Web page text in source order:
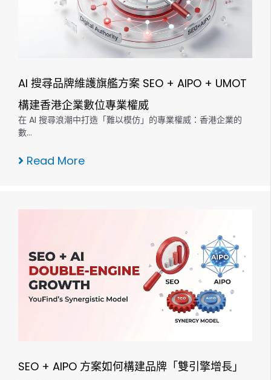
AI 搜尋品牌維護旗艦方案 SEO + AIPO + UMOT
構建香港企業數位專業權威
在 AI 搜尋浪潮中打造「難以模仿」的專業權威：香港企業的
數…
Read More
SEO + AIPO 方案如何構建品牌「雙引擎增長」